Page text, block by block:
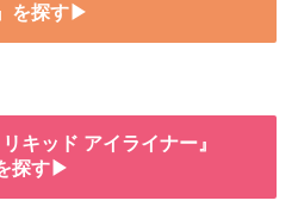
を探す▶
キッド アイライナー』
探す▶